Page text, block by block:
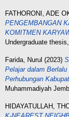
FATHORONI, ADE
PENGEMBANGAN
KOMITMEN
Undergraduate
Farida, Nurul (2023)
Pelajar dalam
Perhubungan
Muhammadiyah
HIDAYATULLAH,